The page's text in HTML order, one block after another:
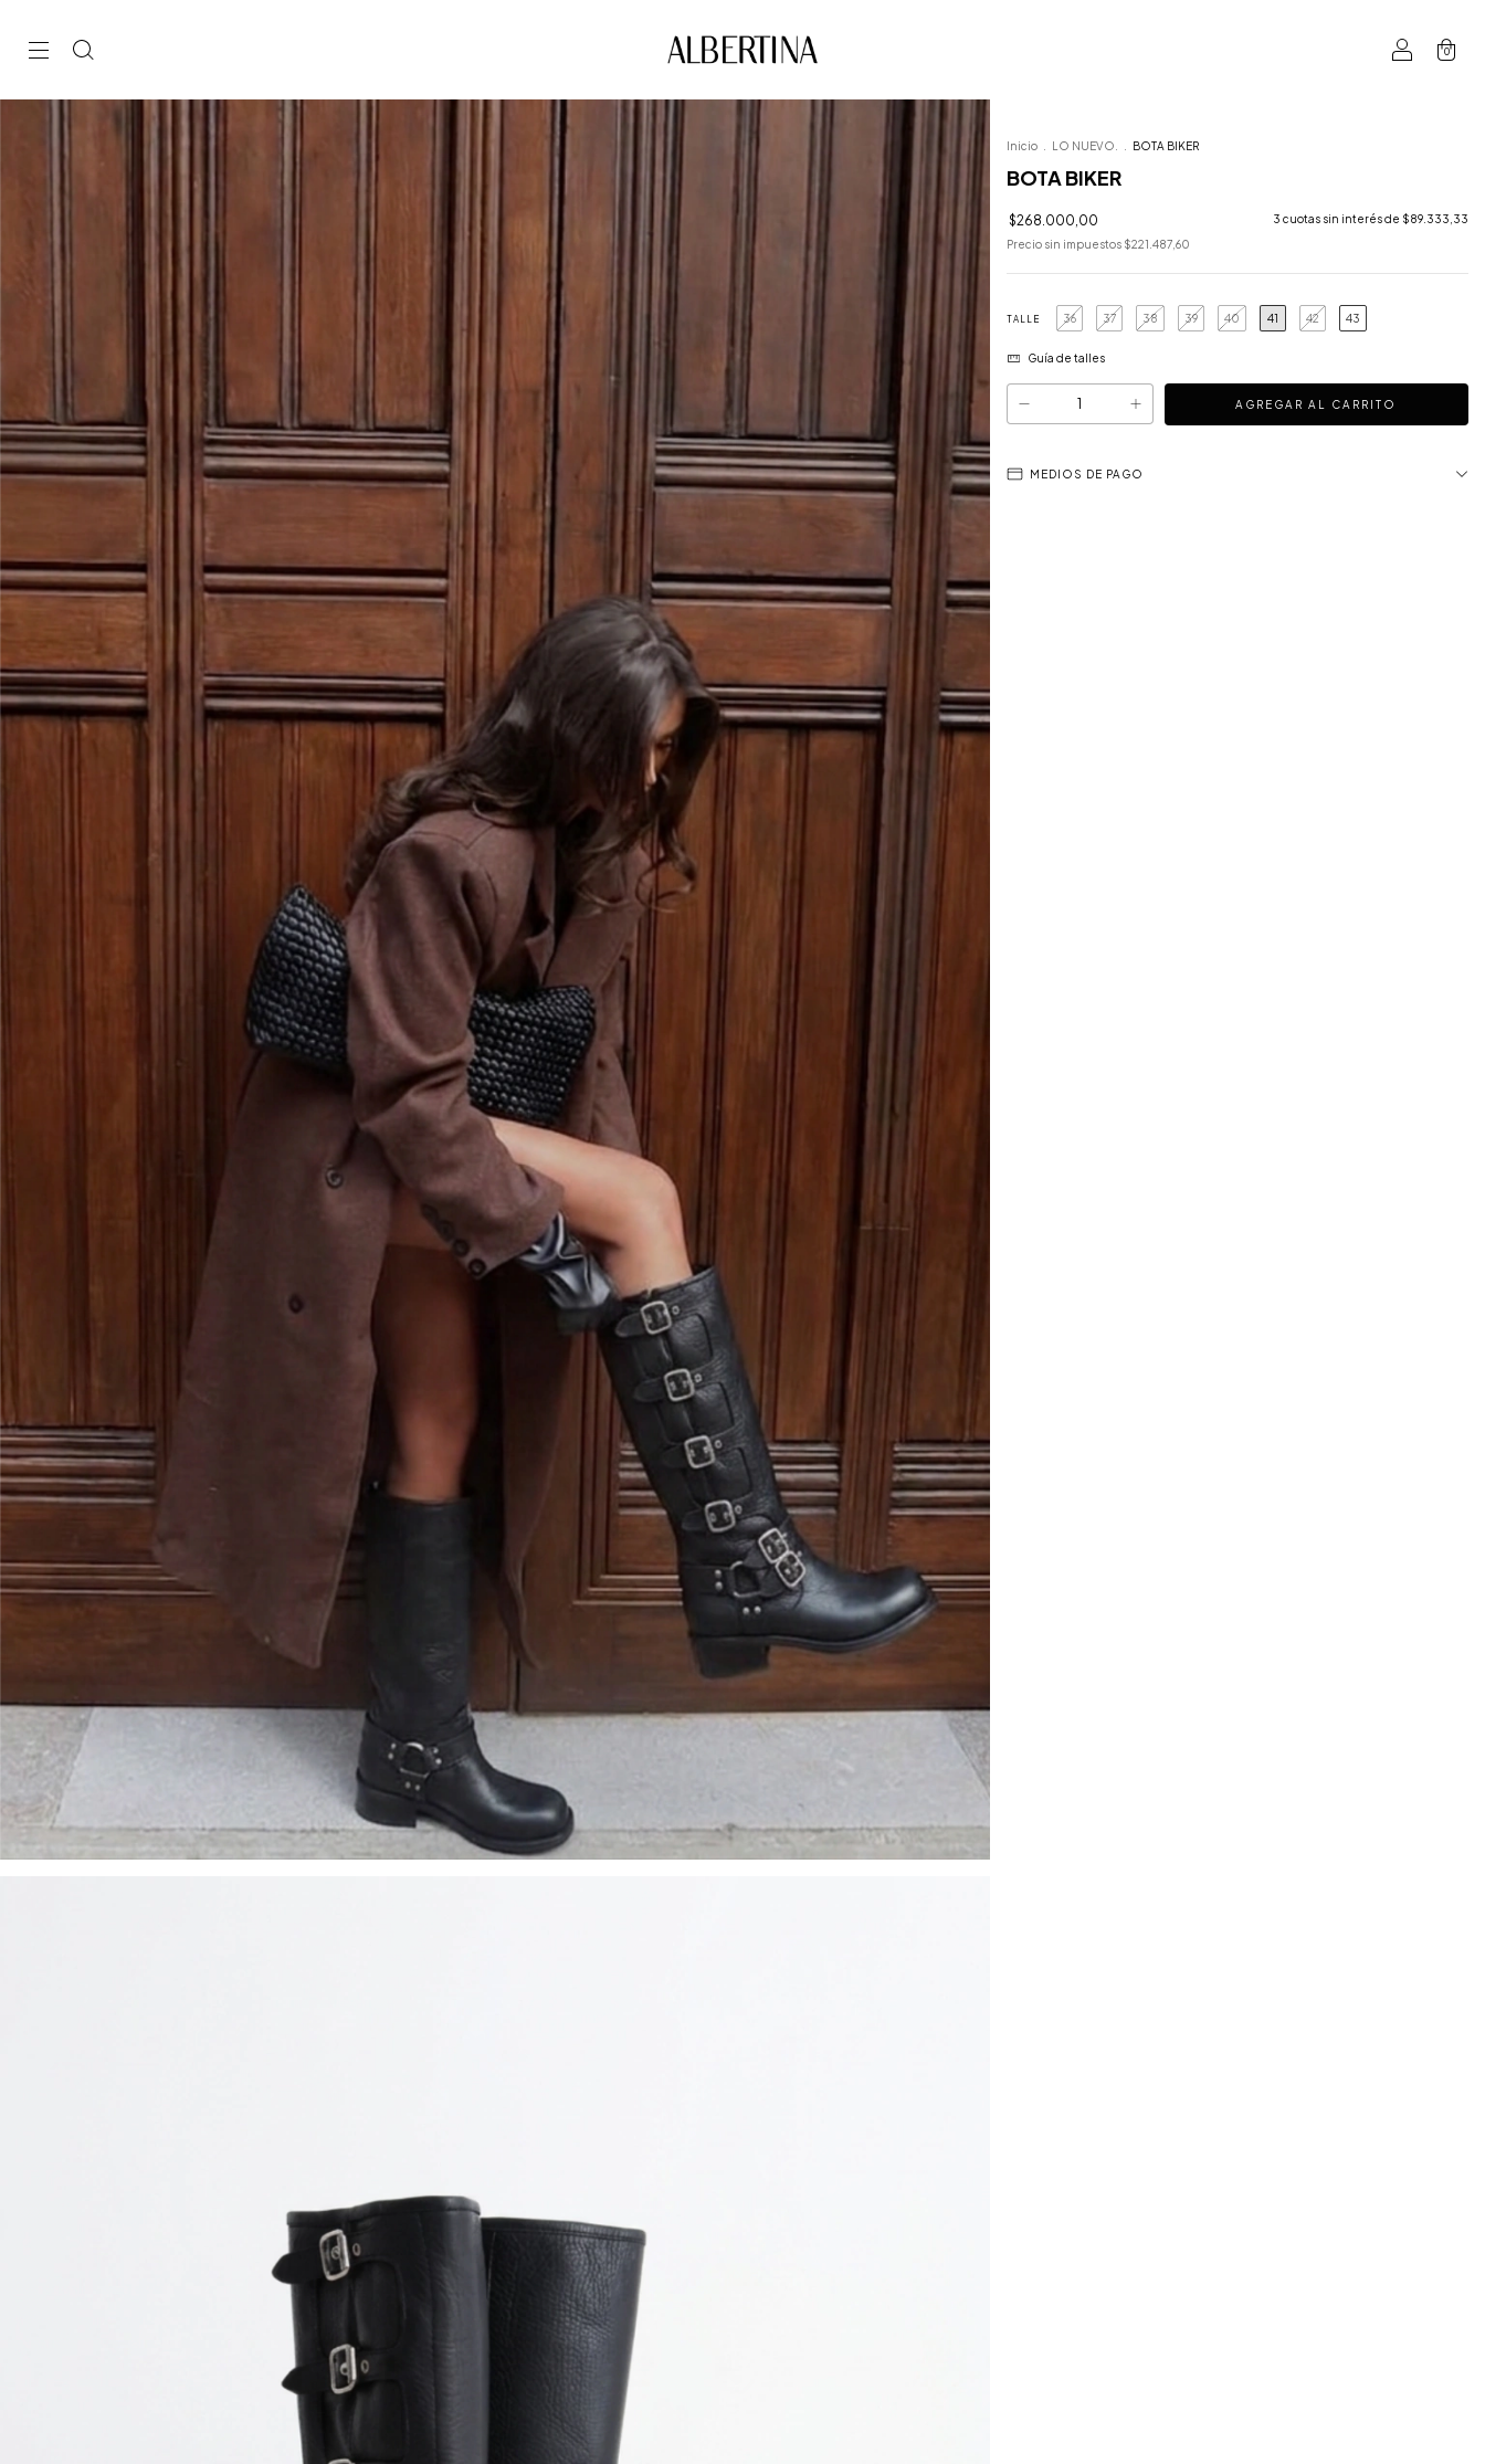
0
Inicio LO NUEVO. BOTA BIKER
BOTA BIKER
$268.000,00 3 cuotas sin interés de $89.333,33
Precio sin impuestos $221.487,60
TALLE 36 37 38 39 40 41 42 43
Guía de talles
MEDIOS DE PAGO